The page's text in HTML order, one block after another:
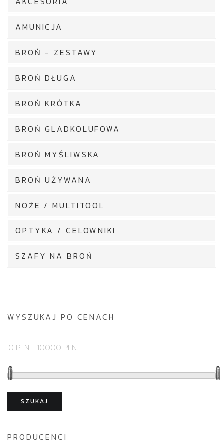
AMUNICJA
BROŃ - ZESTAWY
BROŃ DŁUGA
BROŃ KRÓTKA
BROŃ GLADKOLUFOWA
BROŃ MYŚLIWSKA
BROŃ UŻYWANA
NOŻE / MULTITOOL
OPTYKA / CELOWNIKI
SZAFY NA BROŃ
WYSZUKAJ PO CENACH
SZUKAJ
PRODUCENCI